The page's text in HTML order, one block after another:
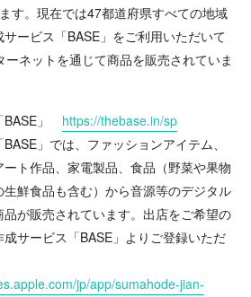
す。現在では47都道府県すべての地域
ービス「BASE」をご利用いただいて
ネットを通じて商品を販売されていま
BASE」 https://thebase.in/sp
」では、ファッションアイテム、
ト作品、家電製品、食品（野菜や果物
鮮食品も含む）から音源等のデジタル
が販売されています。出店をご希望の
サービス「BASE」よりご登録いただ
jp/app/sumahode-jian-